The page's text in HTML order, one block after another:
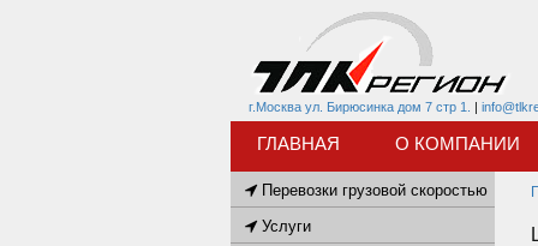
г.Москва ул. Бирюсинка дом 7 стр 1. |
ГЛАВНАЯ О КОМПАНИИ
Перевозки грузовой скоростью
Услуги